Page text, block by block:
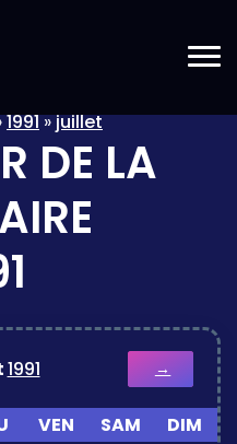
1991»juillet
DE LA
1991 →
VEN SAM DIM